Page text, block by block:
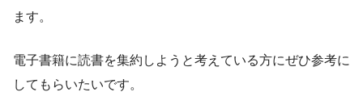
ます。
電子書籍に読書を集約しようと考えている方にぜひ参考に
してもらいたいです。